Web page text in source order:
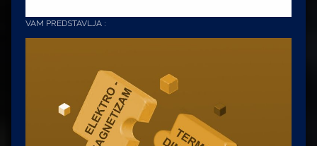
VAM PREDSTAVLJA :